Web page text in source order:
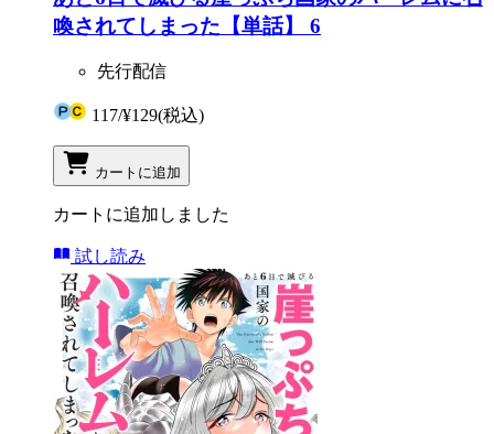
喚されてしまった【単話】 6
先行配信
117/¥129(税込)
カートに追加
カートに追加しました
試し読み